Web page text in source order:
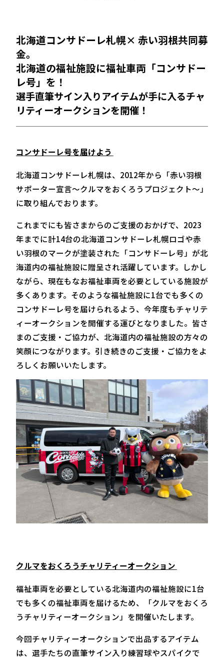
北海道コンサドーレ札幌× 赤い羽根共同募
金。
北海道の福祉施設に福祉車両「コンサドー
レ号」を！
選手直筆サイン入りアイテムが手に入るチャ
リティーオークションを開催！
コンサドーレ号を届けよう
北海道コンサドーレ札幌は、2012年から「赤い羽根
サポーター宣言〜クルマをおくろうプロジェクト〜」
に取り組んでおります。
これまでにも皆さまからのご支援のおかげで、2023
年までに計14台の北海道コンサドーレ札幌ロゴや赤
い羽根のマークが塗装された「コンサドーレ号」が北
海道内の福祉施設に贈呈され活躍しています。しかし
ながら、現在もなお福祉車両を必要としている施設が
多くあります。そのような福祉施設に1台でも多くの
コンサドーレ号を届けられるよう、今年度もチャリテ
ィーオークションを開催する運びとなりました。皆さ
まのご支援・ご協力が、北海道内の福祉施設の方々の
笑顔につながります。引き続きのご支援・ご協力をよ
ろしくお願いいたします。
クルマをおくろうチャリティーオークション
福祉車両を必要としている北海道内の福祉施設に1台
でも多くの福祉車両を届けるため、「クルマをおくろ
うチャリティーオークション」を開催いたします。
今回チャリティーオークションで出品するアイテム
は、選手たちの直筆サイン入り練習球やスパイクで